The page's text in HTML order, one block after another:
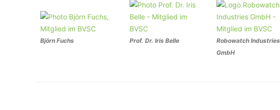
Björn Fuchs Prof. Dr. Iris Belle
Robowatch Industries
GmbH